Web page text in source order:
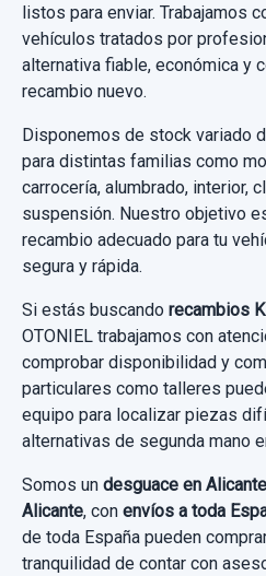
59,50 €
Sin IVA, gastos de envío no
Consultar por
Garantía 1 año
Ref: 937555 OEM:
50,00 €
Sin IVA, gastos de envío no
Consultar por
KIA XCEED TECH
Garantía 1 año
Ref:937351
30,00 €
Sin IVA, gastos de envío no
SERVOFRENO
KIA XCEED TECH
Garantía 1 año
Ref: 937944 OEM:
119,83 €
Sin IVA, gastos de envío no
Consultar por
listos para enviar. Trabajamos
vehículos tratados por
alternativa fiable, económica y
recambio nuevo.
Disponemos de stock variado
para distintas familias como
carrocería, alumbrado, interior,
suspensión. Nuestro objetivo
recambio adecuado para tu
segura y rápida.
Si estás buscando recambios
OTONIEL trabajamos con
comprobar disponibilidad y
particulares como talleres
equipo para localizar piezas
alternativas de segunda mano
Somos un desguace en Alicante
Alicante, con envíos a toda
de toda España pueden
tranquilidad de contar con